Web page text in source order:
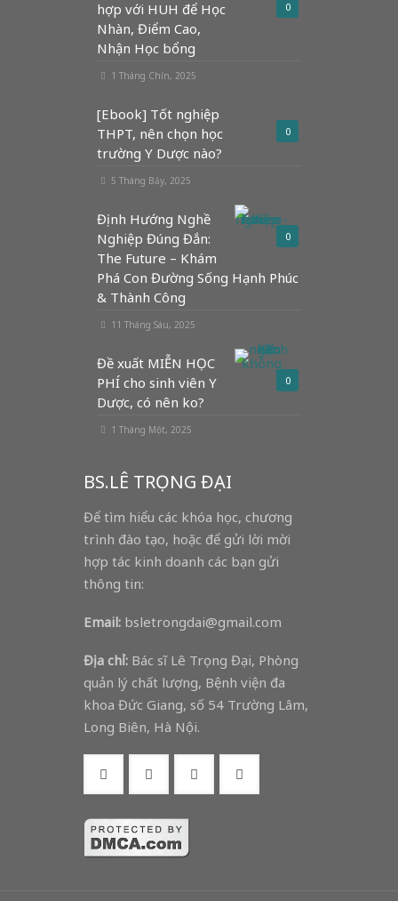
0
hợp với HUH để Học
Nhàn, Điểm Cao,
Nhận Học bổng
1 Tháng Chín, 2025
0
[Ebook] Tốt nghiệp
THPT, nên chọn học
trường Y Dược nào?
5 Tháng Bảy, 2025
0
Định Hướng Nghề
Nghiệp Đúng Đắn:
The Future – Khám
Phá Con Đường Sống Hạnh Phúc
& Thành Công
11 Tháng Sáu, 2025
0
Đề xuất MIỄN HỌC
PHÍ cho sinh viên Y
Dược, có nên ko?
1 Tháng Một, 2025
BS.LÊ TRỌNG ĐẠI
Để tìm hiểu các khóa học, chương
trình đào tạo, hoặc để gửi lời mời
hợp tác kinh doanh các bạn gửi
thông tin:
Email: bsletrongdai@gmail.com
Địa chỉ: Bác sĩ Lê Trọng Đại, Phòng
quản lý chất lượng, Bệnh viện đa
khoa Đức Giang, số 54 Trường Lâm,
Long Biên, Hà Nội.